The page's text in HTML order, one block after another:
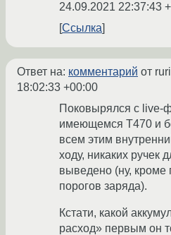
24.09.2021 22:37:43
Ссылка
Ответ на: комментарий от
18:02:33 +00:00
Поковырялся с live-
имеющемся T470 и
всем этим
ходу, никаких ручек
выведено (ну,
порогов заряда).
Кстати, какой
расход» первым он